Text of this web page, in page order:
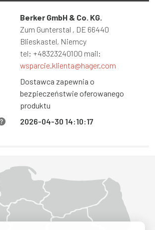
Berker GmbH & Co. KG.
Zum Gunterstal , DE 66440
Blieskastel, Niemcy
tel: +48323240100 mail:
wsparcie.klienta@hager.com
Dostawca zapewnia o
bezpieczeństwie oferowanego
produktu
2026-04-30 14:10:17